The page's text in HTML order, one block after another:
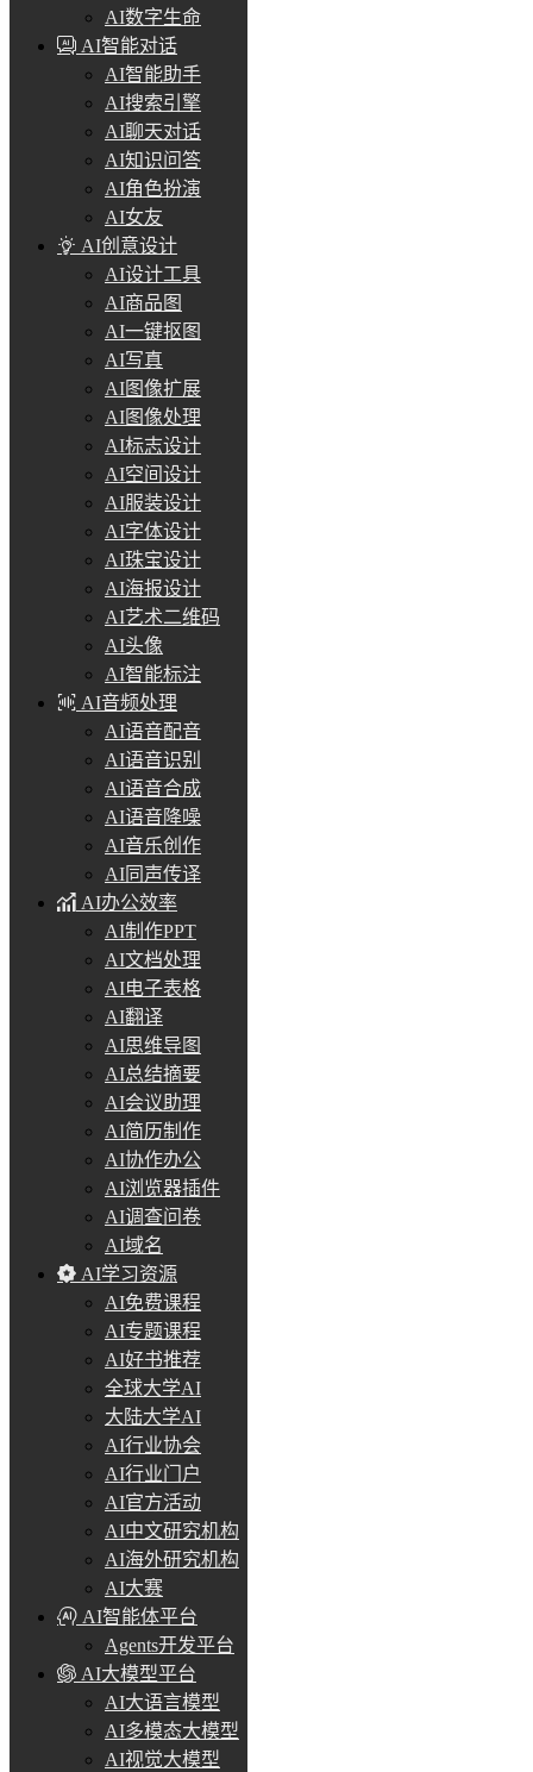
AI数字生命
AI智能对话
AI智能助手
AI搜索引擎
AI聊天对话
AI知识问答
AI角色扮演
AI女友
AI创意设计
AI设计工具
AI商品图
AI一键抠图
AI写真
AI图像扩展
AI图像处理
AI标志设计
AI空间设计
AI服装设计
AI字体设计
AI珠宝设计
AI海报设计
AI艺术二维码
AI头像
AI智能标注
AI音频处理
AI语音配音
AI语音识别
AI语音合成
AI语音降噪
AI音乐创作
AI同声传译
AI办公效率
AI制作PPT
AI文档处理
AI电子表格
AI翻译
AI思维导图
AI总结摘要
AI会议助理
AI简历制作
AI协作办公
AI浏览器插件
AI调查问卷
AI域名
AI学习资源
AI免费课程
AI专题课程
AI好书推荐
全球大学AI
大陆大学AI
AI行业协会
AI行业门户
AI官方活动
AI中文研究机构
AI海外研究机构
AI大赛
AI智能体平台
Agents开发平台
AI大模型平台
AI大语言模型
AI多模态大模型
AI视觉大模型